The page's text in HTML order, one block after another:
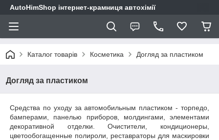
AutoHimShop інтернет-крамниця автохімії
Каталог товарів Косметика Догляд за пластиком
Догляд за пластиком
Средства по уходу за автомобильным пластиком - торпедо,
бамперами, панелью приборов, молдингами, элементами
декоративной отделки. Очистители, кондиционеры,
цветообогащенные полироли, реставраторы для маскировки